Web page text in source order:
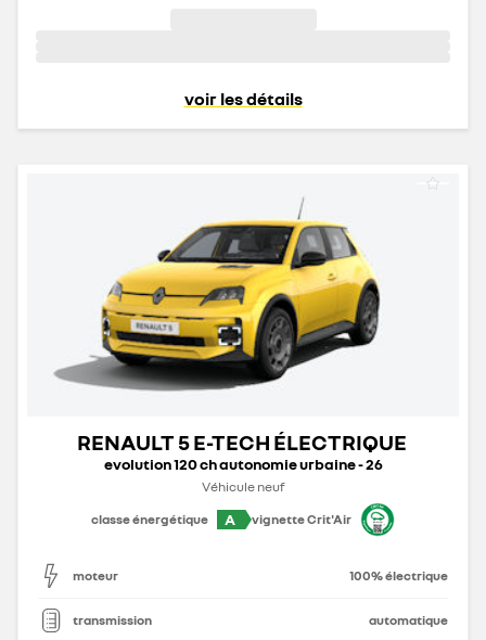
voir les détails
RENAULT 5 E-TECH ÉLECTRIQUE
evolution 120 ch autonomie urbaine - 26
Véhicule neuf
classe énergétique
A vignette Crit'Air
moteur 100% électrique
transmission automatique